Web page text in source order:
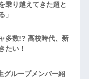
乗り越えてきた超と
」
多数!? 高校時代、新
たい！
グループメンバー紹